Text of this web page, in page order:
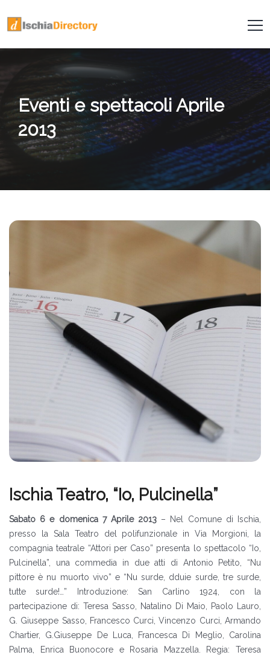
Eventi e spettacoli Aprile
2013
Ischia Teatro, “Io, Pulcinella”
Sabato 6 e domenica 7 Aprile 2013 – Nel Comune di Ischia,
presso la Sala Teatro del polifunzionale in Via Morgioni, la
compagnia teatrale “Attori per Caso” presenta lo spettacolo “Io,
Pulcinella”, una commedia in due atti di Antonio Petito, “Nu
pittore è nu muorto vivo” e “Nu surde, dduie surde, tre surde,
tutte surde!…” Introduzione: San Carlino 1924, con la
partecipazione di: Teresa Sasso, Natalino Di Maio, Paolo Lauro,
G. Giuseppe Sasso, Francesco Curci, Vincenzo Curci, Armando
Chartier, G.Giuseppe De Luca, Francesca Di Meglio, Carolina
Palma, Enrica Buonocore e Rosaria Mazzella. Regia: Teresa